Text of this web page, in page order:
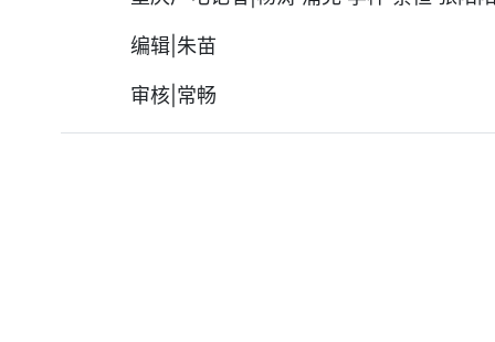
编辑|朱苗
审核|常畅